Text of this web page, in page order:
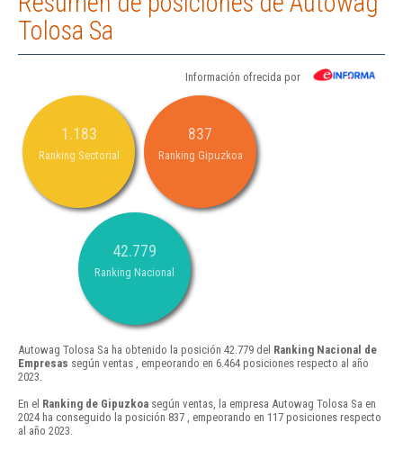
Tolosa Sa
Información ofrecida por
1.183
Ranking Sectorial
837
Ranking Gipuzkoa
42.779
Ranking Nacional
Autowag Tolosa Sa ha obtenido la posición 42.779 del Ranking Nacional de
Empresas según ventas , empeorando en 6.464 posiciones respecto al año
2023.
En el Ranking de Gipuzkoa según ventas, la empresa Autowag Tolosa Sa en
2024 ha conseguido la posición 837 , empeorando en 117 posiciones respecto
al año 2023.